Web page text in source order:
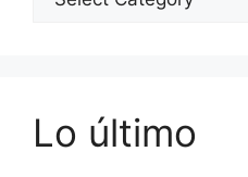
Lo último